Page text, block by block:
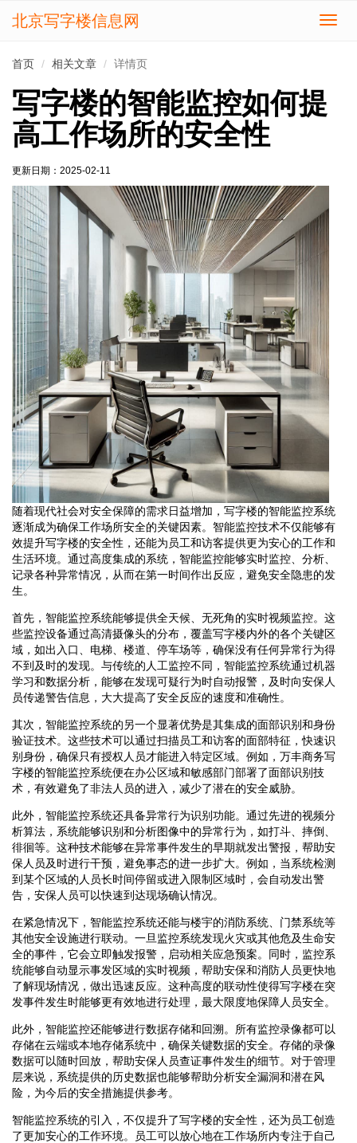
切
北京写字楼信息网
首页 相关文章 详情页
写字楼的智能监控如何提
高工作场所的安全性
更新日期： 2025-02-11
随着现代社会对安全保障的需求日益增加，写字楼的智能监控系统
逐渐成为确保工作场所安全的关键因素。智能监控技术不仅能够有
效提升写字楼的安全性，还能为员工和访客提供更为安心的工作和
生活环境。通过高度集成的系统，智能监控能够实时监控、分析、
记录各种异常情况，从而在第一时间作出反应，避免安全隐患的发
生。
首先，智能监控系统能够提供全天候、无死角的实时视频监控。这
些监控设备通过高清摄像头的分布，覆盖写字楼内外的各个关键区
域，如出入口、电梯、楼道、停车场等，确保没有任何异常行为得
不到及时的发现。与传统的人工监控不同，智能监控系统通过机器
学习和数据分析，能够在发现可疑行为时自动报警，及时向安保人
员传递警告信息，大大提高了安全反应的速度和准确性。
其次，智能监控系统的另一个显著优势是其集成的面部识别和身份
验证技术。这些技术可以通过扫描员工和访客的面部特征，快速识
别身份，确保只有授权人员才能进入特定区域。例如，万丰商务写
字楼的智能监控系统便在办公区域和敏感部门部署了面部识别技
术，有效避免了非法人员的进入，减少了潜在的安全威胁。
此外，智能监控系统还具备异常行为识别功能。通过先进的视频分
析算法，系统能够识别和分析图像中的异常行为，如打斗、摔倒、
徘徊等。这种技术能够在异常事件发生的早期就发出警报，帮助安
保人员及时进行干预，避免事态的进一步扩大。例如，当系统检测
到某个区域的人员长时间停留或进入限制区域时，会自动发出警
告，安保人员可以快速到达现场确认情况。
在紧急情况下，智能监控系统还能与楼宇的消防系统、门禁系统等
其他安全设施进行联动。一旦监控系统发现火灾或其他危及生命安
全的事件，它会立即触发报警，启动相关应急预案。同时，监控系
统能够自动显示事发区域的实时视频，帮助安保和消防人员更快地
了解现场情况，做出迅速反应。这种高度的联动性使得写字楼在突
发事件发生时能够更有效地进行处理，最大限度地保障人员安全。
此外，智能监控还能够进行数据存储和回溯。所有监控录像都可以
存储在云端或本地存储系统中，确保关键数据的安全。存储的录像
数据可以随时回放，帮助安保人员查证事件发生的细节。对于管理
层来说，系统提供的历史数据也能够帮助分析安全漏洞和潜在风
险，为今后的安全措施提供参考。
智能监控系统的引入，不仅提升了写字楼的安全性，还为员工创造
了更加安心的工作环境。员工可以放心地在工作场所内专注于自己